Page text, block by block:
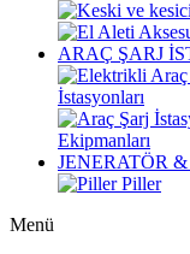
ARAÇ ŞARJ
İstasyonları
Ekipmanları
JENERATÖR &
Piller
Menü